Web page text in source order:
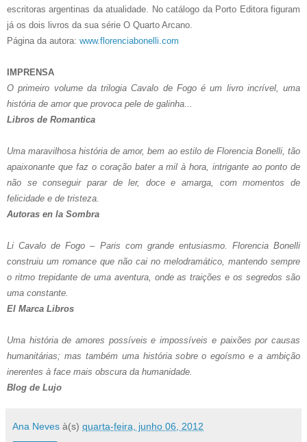
escritoras argentinas da atualidade. No catálogo da Porto Editora figuram
já os dois livros da sua série O Quarto Arcano.
Página da autora: www.florenciabonelli.com
IMPRENSA
O primeiro volume da trilogia Cavalo de Fogo é um livro incrível, uma
história de amor que provoca pele de galinha...
Libros de Romantica
Uma maravilhosa história de amor, bem ao estilo de Florencia Bonelli, tão
apaixonante que faz o coração bater a mil à hora, intrigante ao ponto de
não se conseguir parar de ler, doce e amarga, com momentos de
felicidade e de tristeza.
Autoras en la Sombra
Li Cavalo de Fogo – Paris com grande entusiasmo. Florencia Bonelli
construiu um romance que não cai no melodramático, mantendo sempre
o ritmo trepidante de uma aventura, onde as traições e os segredos são
uma constante.
El Marca Libros
Uma história de amores possíveis e impossíveis e paixões por causas
humanitárias; mas também uma história sobre o egoísmo e a ambição
inerentes à face mais obscura da humanidade.
Blog de Lujo
Ana Neves à(s) quarta-feira, junho 06, 2012